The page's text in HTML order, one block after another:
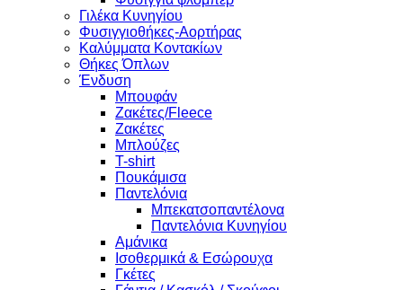
Γιλέκα Κυνηγίου
Φυσιγγιοθήκες-Αορτήρας
Καλύμματα Κοντακίων
Θήκες Όπλων
Ένδυση
Μπουφάν
Ζακέτες/Fleece
Ζακέτες
Μπλούζες
T-shirt
Πουκάμισα
Παντελόνια
Μπεκατσοπαντέλονα
Παντελόνια Κυνηγίου
Αμάνικα
Ισοθερμικά & Εσώρουχα
Γκέτες